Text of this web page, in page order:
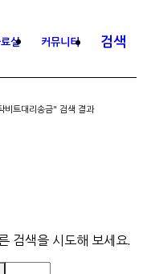
실 커뮤니티 검색
트대리송금" 검색 결과
검색을 시도해 보세요.